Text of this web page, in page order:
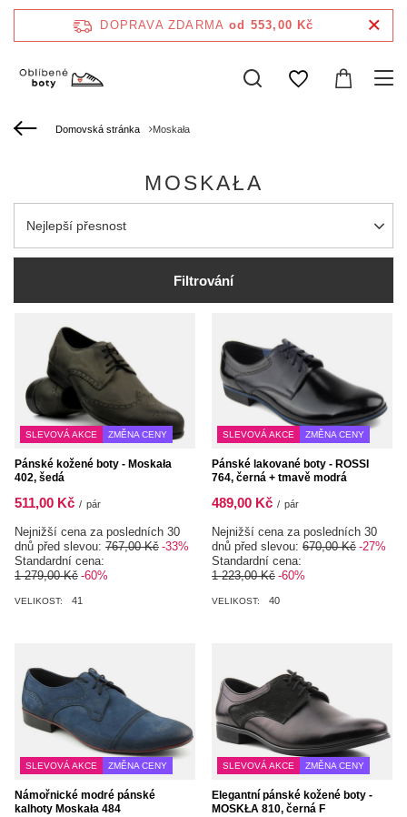
DOPRAVA ZDARMA od 553,00 Kč
Domovská stránka Moskała
MOSKAŁA
Zmień sortowanie
Nejlepší přesnost
Filtrování
SLEVOVÁ AKCE ZMĚNA CENY
Pánské kožené boty - Moskała
402, šedá
511,00 Kč / pár
Nejnižší cena za posledních 30
dnů před slevou: 767,00 Kč -33%
Standardní cena:
1 279,00 Kč -60%
VELIKOST: 41
SLEVOVÁ AKCE ZMĚNA CENY
Pánské lakované boty - ROSSI
764, černá + tmavě modrá
489,00 Kč / pár
Nejnižší cena za posledních 30
dnů před slevou: 670,00 Kč -27%
Standardní cena:
1 223,00 Kč -60%
VELIKOST: 40
SLEVOVÁ AKCE ZMĚNA CENY
Námořnické modré pánské
kalhoty Moskała 484
SLEVOVÁ AKCE ZMĚNA CENY
Elegantní pánské kožené boty -
MOSKŁA 810, černá F